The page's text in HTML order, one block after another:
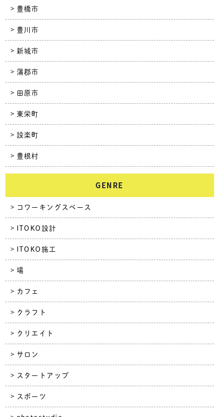
豊橋市
豊川市
新城市
蒲郡市
田原市
東栄町
設楽町
豊根村
GENRE
コワーキングスペース
ITOKO設計
ITOKO施工
場
カフェ
クラフト
クリエイト
サロン
スタートアップ
スポーツ